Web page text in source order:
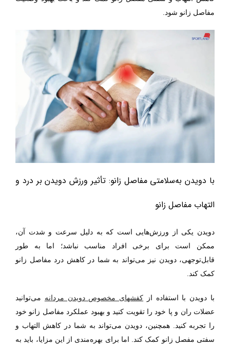
مفاصل زانو شود.
با دویدن بهسلامتی مفاصل زانو: تأثیر ورزش دویدن بر درد و
التهاب مفاصل زانو
دویدن یکی از ورزشهایی است که به دلیل سرعت و شدت آن،
ممکن است برای برخی افراد مناسب نباشد؛ اما به طور
قابلتوجهی، دویدن نیز میتواند به شما در کاهش درد مفاصل زانو
کمک کند.
با دویدن با استفاده از کفشهای مخصوص دویدن مردانه میتوانید
عضلات ران و پا خود را تقویت کنید و بهبود عملکرد مفاصل زانو خود
را تجربه کنید. همچنین، دویدن میتواند به شما در کاهش التهاب و
سفتی مفصل زانو کمک کند. اما برای بهره‌مندی از این مزایا، باید به